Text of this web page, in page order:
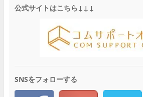
公式サイトはこちら↓↓↓
SNSをフォローする